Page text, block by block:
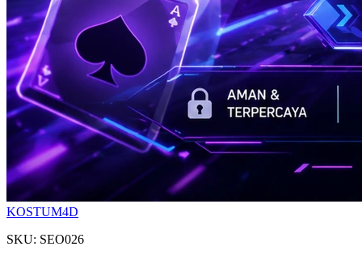
KOSTUM4D
SKU: SEO026